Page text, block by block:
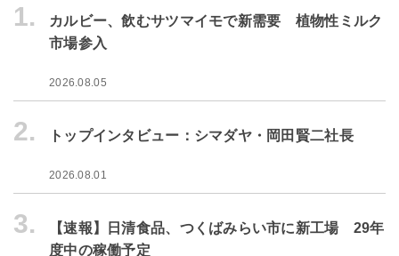
1.
カルビー、飲むサツマイモで新需要 植物性ミルク
市場参入
2026.08.05
2. トップインタビュー：シマダヤ・岡田賢二社長
2026.08.01
3.
【速報】日清食品、つくばみらい市に新工場 29年
度中の稼働予定